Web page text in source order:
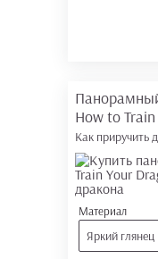
How to
Как приручить
Материал
Яркий глянец